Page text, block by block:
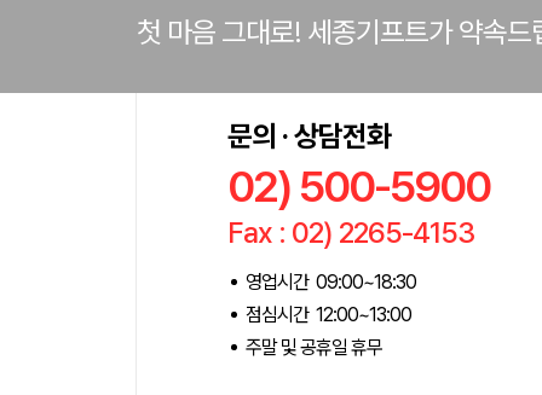
첫 마음 그대로! 세종기프트가 약속드
문의 · 상담전화
02) 500-5900
Fax : 02) 2265-4153
영업시간 09:00~18:30
점심시간 12:00~13:00
주말 및 공휴일 휴무